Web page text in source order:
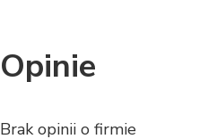
Opinie
Brak opinii o firmie